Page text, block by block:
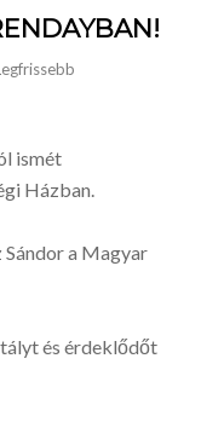
ismét
Házban.
Sándor a Magyar
és érdeklődőt